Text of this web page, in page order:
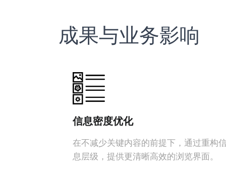
成果与业务影响
信息密度优化
在不减少关键内容的前提下，通过重构
息层级，提供更清晰高效的浏览界面。